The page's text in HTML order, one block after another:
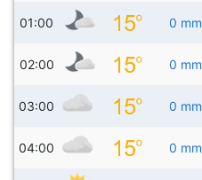
01:00 0 mm
02:00 0 mm
03:00 0 mm
04:00 0 mm